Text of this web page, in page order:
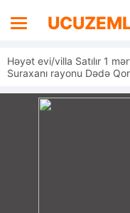
Həyət evi/villa Satılır 1
Suraxanı rayonu Dədə